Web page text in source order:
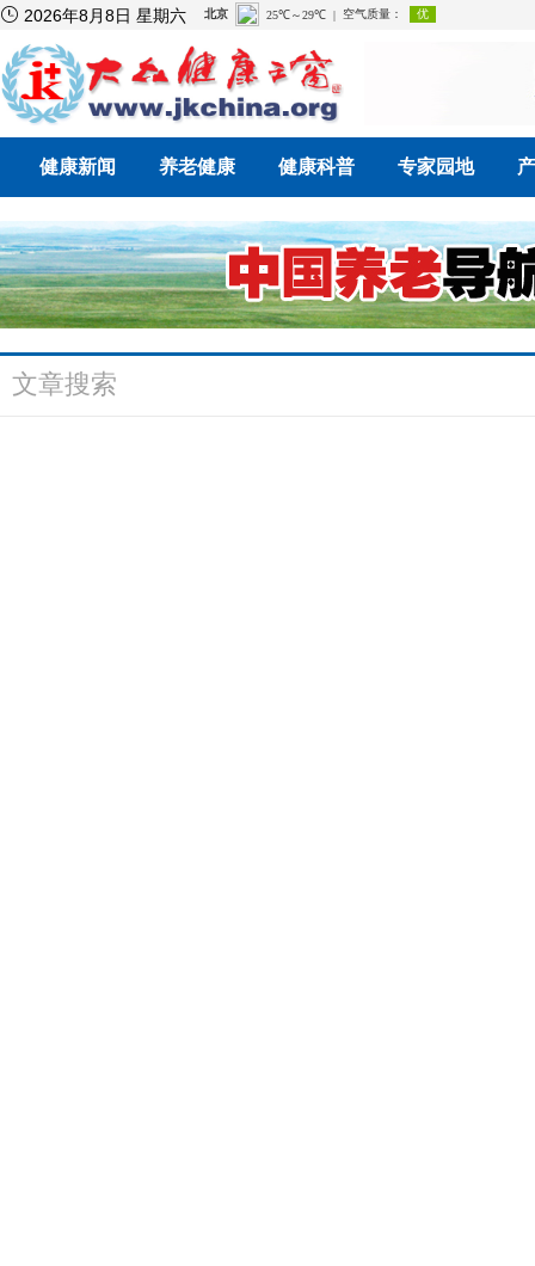
 2026年8月8日 星期六
健康新闻 养老健康 健康科普 专家园地
文章搜索